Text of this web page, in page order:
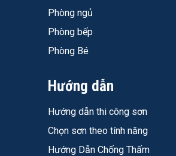
Phòng ngủ
Phòng bếp
Phòng Bé
Hướng dẫn
Hướng dẫn thi công sơn
Chọn sơn theo tính năng
Hướng Dẫn Chống Thấm